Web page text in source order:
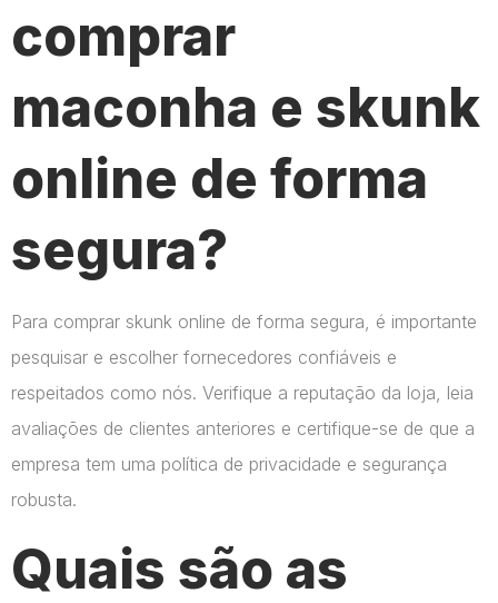
comprar
maconha e skunk
online de forma
segura?
Para comprar skunk online de forma segura, é importante
pesquisar e escolher fornecedores confiáveis e
respeitados como nós. Verifique a reputação da loja, leia
avaliações de clientes anteriores e certifique-se de que a
empresa tem uma política de privacidade e segurança
robusta.
Quais são as